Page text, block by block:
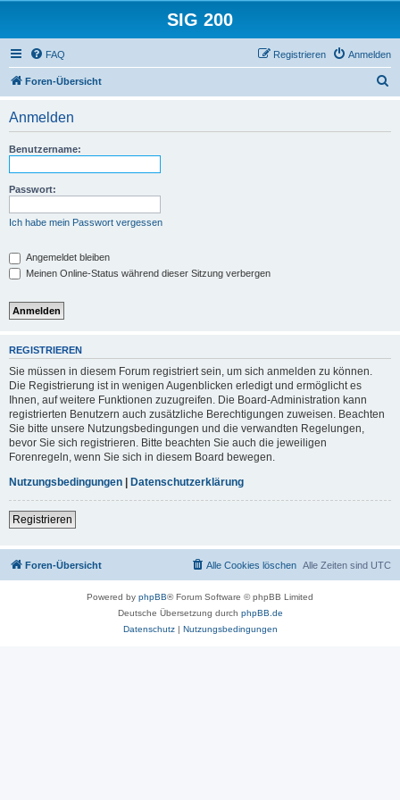
SIG 200
FAQ Anmelden
Registrieren
Foren-Übersicht
Anmelden
Benutzername:
Passwort:
Ich habe mein Passwort vergessen
Angemeldet bleiben
Meinen Online-Status während dieser Sitzung verbergen
REGISTRIEREN
Sie müssen in diesem Forum registriert sein, um sich anmelden zu können.
Die Registrierung ist in wenigen Augenblicken erledigt und ermöglicht es
Ihnen, auf weitere Funktionen zuzugreifen. Die Board-Administration kann
registrierten Benutzern auch zusätzliche Berechtigungen zuweisen. Beachten
Sie bitte unsere Nutzungsbedingungen und die verwandten Regelungen,
bevor Sie sich registrieren. Bitte beachten Sie auch die jeweiligen
Forenregeln, wenn Sie sich in diesem Board bewegen.
Nutzungsbedingungen | Datenschutzerklärung
Registrieren
Foren-Übersicht Alle Zeiten sind UTC
Alle Cookies löschen
Powered by phpBB® Forum Software © phpBB Limited
Deutsche Übersetzung durch phpBB.de
Datenschutz| Nutzungsbedingungen